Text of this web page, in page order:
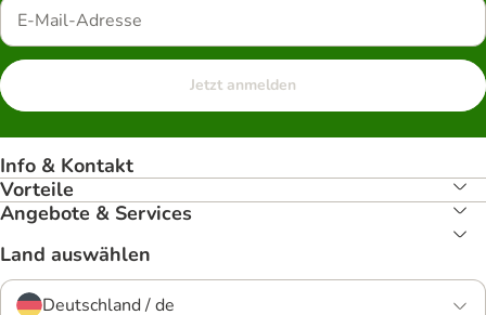
Jetzt anmelden
Info & Kontakt
Vorteile
Angebote & Services
Land auswählen
Deutschland / de